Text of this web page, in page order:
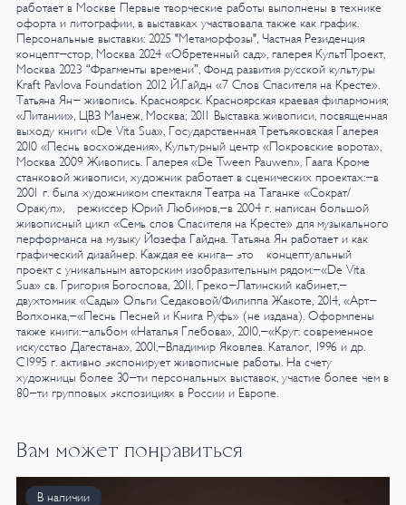
работает в Москве Первые творческие работы выполнены в технике
офорта и литографии, в выставках участвовала также как график.
Персональные выставки: 2025 "Метаморфозы", Частная Резиденция
концепт-стор, Москва 2024 «Обретенный сад», галерея КультПроект,
Москва 2023 “Фрагменты времени”, Фонд развития русской культуры
Kraft Pavlova Foundation 2012 Й.Гайдн «7 Слов Спасителя на Кресте».
Татьяна Ян- живопись. Красноярск. Красноярская краевая филармония;
«Литании», ЦВЗ Манеж, Москва; 2011
Выставка живописи, посвященная
выходу книги «De Vita Sua», Государственная Третьяковская Галерея
2010 «Песнь восхождения», Культурный центр «Покровские ворота»,
Москва 2009 Живопись. Галерея «De Tween Pauwen», Гаага Кроме
станковой живописи, художник работает в сценических проектах:-в
2001 г. была художником спектакля Театра на Таганке «Сократ/
Оракул», режиссер Юрий Любимов,-в 2004 г. написан большой
живописный цикл «Семь слов Спасителя на Кресте» для музыкального
перформанса на музыку Йозефа Гайдна. Татьяна Ян работает и как
графический дизайнер. Каждая ее книга– это концептуальный
проект с уникальным авторским изобразительным рядом:-«De Vita
Sua» св. Григория Богослова, 2011, Греко-Латинский кабинет,-
двухтомник «Сады» Ольги Седаковой/Филиппа Жакоте, 2014, «Арт-
Волхонка,-«Песнь Песней и Книга Руфь» (не издана). Оформлены
также книги:-альбом «Наталья Глебова», 2010,-«Круг: современное
искусство Дагестана», 2001,-Владимир Яковлев. Каталог, 1996 и др.
С1995 г. активно экспонирует живописные работы. На счету
художницы более 30-ти персональных выставок, участие более чем в
80-ти групповых экспозициях в России и Европе.
Вам может понравиться
В наличии